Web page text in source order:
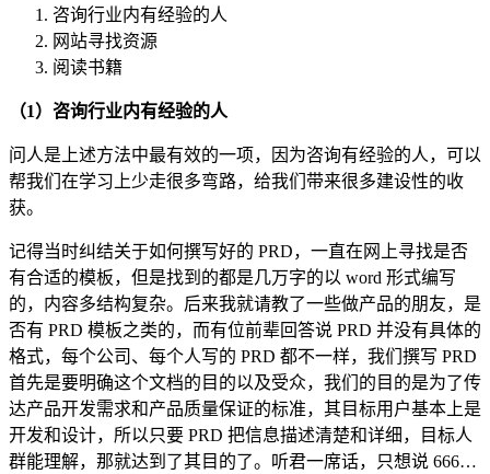
咨询行业内有经验的人
网站寻找资源
阅读书籍
（1）咨询行业内有经验的人
问人是上述方法中最有效的一项，因为咨询有经验的人，可以
帮我们在学习上少走很多弯路，给我们带来很多建设性的收
获。
记得当时纠结关于如何撰写好的 PRD，一直在网上寻找是否
有合适的模板，但是找到的都是几万字的以 word 形式编写
的，内容多结构复杂。后来我就请教了一些做产品的朋友，是
否有 PRD 模板之类的，而有位前辈回答说 PRD 并没有具体的
格式，每个公司、每个人写的 PRD 都不一样，我们撰写 PRD
首先是要明确这个文档的目的以及受众，我们的目的是为了传
达产品开发需求和产品质量保证的标准，其目标用户基本上是
开发和设计，所以只要 PRD 把信息描述清楚和详细，目标人
群能理解，那就达到了其目的了。听君一席话，只想说 666…